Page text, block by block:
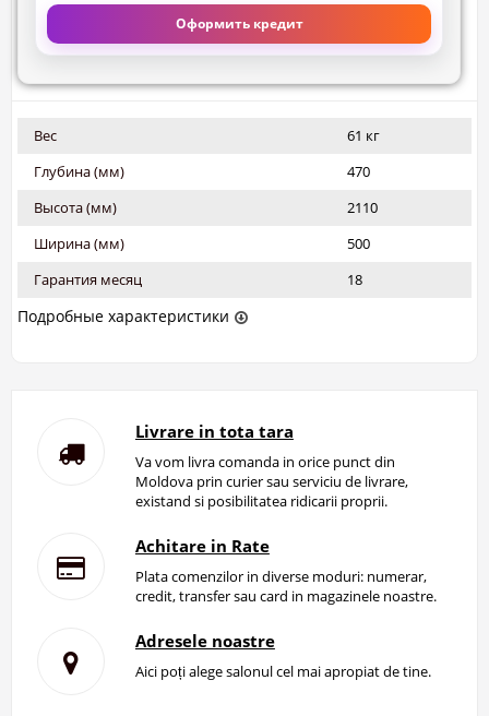
Оформить кредит
Вес
61 кг
Глубина (мм)
470
Высота (мм)
2110
Ширина (мм)
500
Гарантия месяц
18
Подробные характеристики
Livrare in tota tara
Va vom livra comanda in orice punct din
Moldova prin curier sau serviciu de livrare,
existand si posibilitatea ridicarii proprii.
Achitare in Rate
Plata comenzilor in diverse moduri: numerar,
credit, transfer sau card in magazinele noastre.
Adresele noastre
Aici poți alege salonul cel mai apropiat de tine.